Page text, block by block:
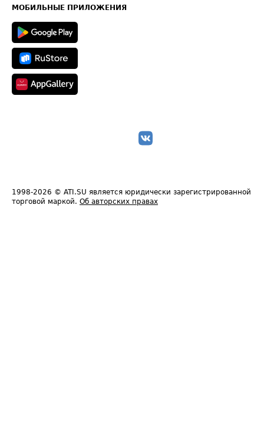
Техническая информация
МОБИЛЬНЫЕ ПРИЛОЖЕНИЯ
1998-2026 © ATI.SU является юридически зарегистрированной
торговой маркой. Об авторских правах